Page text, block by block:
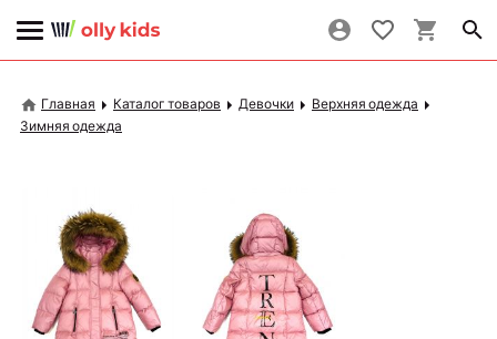
Главная Каталог товаров Девочки
Верхняя одежда
Зимняя одежда